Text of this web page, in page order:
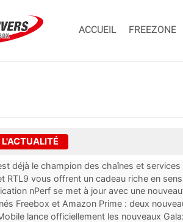
ACCUEIL FREEZONE
déjà le champion des chaînes et
au moin...
RTL9 vous offrent un cadeau riche en
nPerf se met à jour avec une
Orange, SFR ...
Freebox et Amazon Prime : deux
lance officiellement les nouveaux